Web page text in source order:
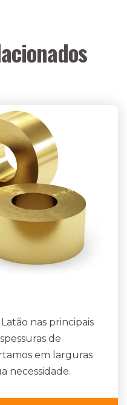
nas principais
de
em larguras
necessidade.